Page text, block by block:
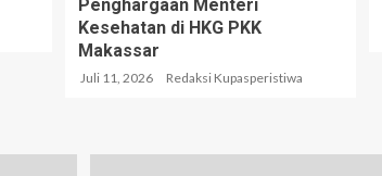
Penghargaan Menteri
Kesehatan di HKG PKK
Makassar
Juli 11, 2026 Redaksi Kupasperistiwa